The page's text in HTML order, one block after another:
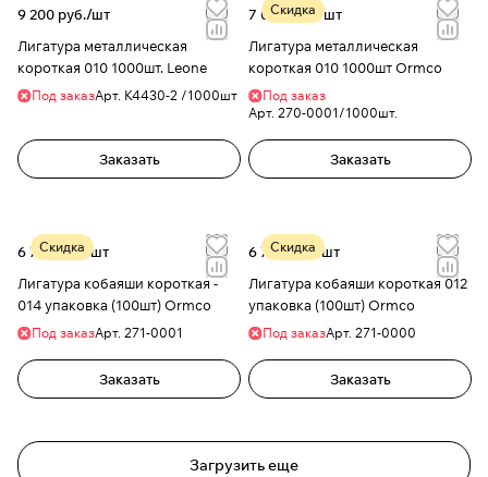
9 200 руб./шт
Лигатура металлическая
короткая 010 1000шт. Leone
Под заказАрт. К4430-2 /1000шт
Заказать
Скидка
7 085 руб./шт
Лигатура металлическая
короткая 010 1000шт Ormco
Под заказ
Арт. 270-0001/1000шт.
Заказать
Скидка
6 715 руб./ шт
Лигатура кобаяши короткая -
014 упаковка (100шт) Ormco
Под заказАрт. 271-0001
Заказать
Скидка
6 715 руб./ шт
Лигатура кобаяши короткая 012
упаковка (100шт) Ormco
Под заказАрт. 271-0000
Заказать
Загрузить еще